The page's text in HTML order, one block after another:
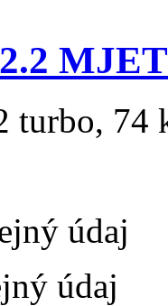
turbo, 74
údaj
údaj